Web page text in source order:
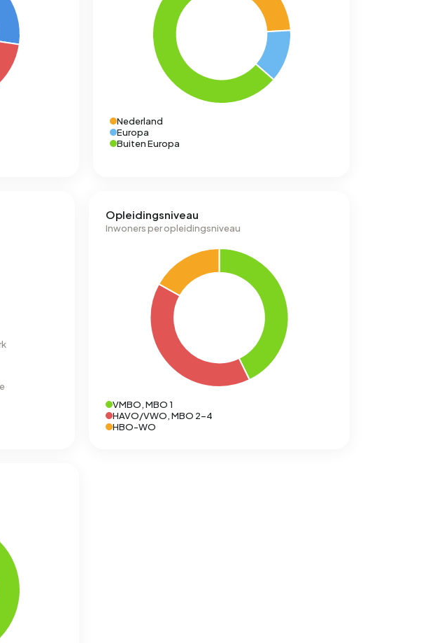
Nederland
Europa
Buiten Europa
Opleidingsniveau
Inwoners per opleidingsniveau
VMBO, MBO 1
HAVO/VWO, MBO 2-4
HBO-WO